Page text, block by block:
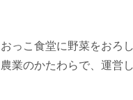
おっこ食堂に野菜をおろ
農業のかたわらで、運営